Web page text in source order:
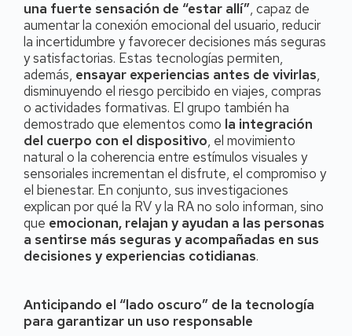
una fuerte sensación de “estar allí”, capaz de
aumentar la conexión emocional del usuario, reducir
la incertidumbre y favorecer decisiones más seguras
y satisfactorias. Estas tecnologías permiten,
además, ensayar experiencias antes de vivirlas,
disminuyendo el riesgo percibido en viajes, compras
o actividades formativas. El grupo también ha
demostrado que elementos como la integración
del cuerpo con el dispositivo, el movimiento
natural o la coherencia entre estímulos visuales y
sensoriales incrementan el disfrute, el compromiso y
el bienestar. En conjunto, sus investigaciones
explican por qué la RV y la RA no solo informan, sino
que emocionan, relajan y ayudan a las personas
a sentirse más seguras y acompañadas en sus
decisiones y experiencias cotidianas.
Anticipando el “lado oscuro” de la tecnología
para garantizar un uso responsable